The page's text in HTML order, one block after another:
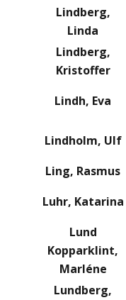
Lindberg,
Linda
Lindberg,
Kristoffer
Lindh, Eva
Lindholm, Ulf
Ling, Rasmus
Luhr, Katarina
Lund
Kopparklint,
Marléne
Lundberg,